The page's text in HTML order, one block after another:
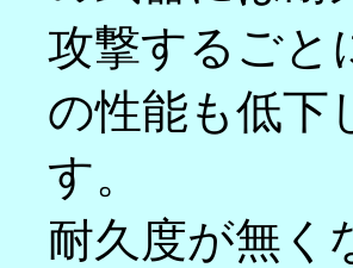
攻撃するごと
の性能も低下
す。
耐久度が無く